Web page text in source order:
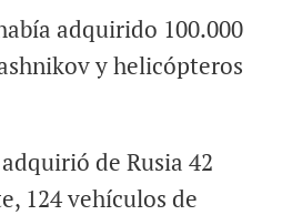
adquirido 100.000
y helicópteros
de Rusia 42
124 vehículos de